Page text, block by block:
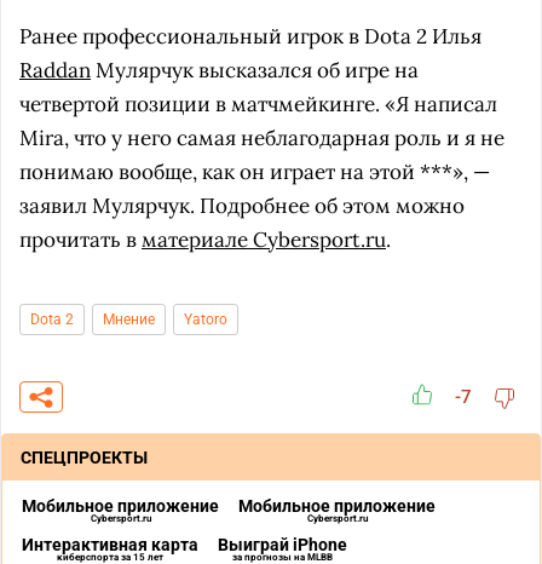
Ранее профессиональный игрок в Dota 2 Илья
RaddanМулярчук высказался об игре на
четвертой позиции в матчмейкинге. «Я написал
Mira, что у него самая неблагодарная роль и я не
понимаю вообще, как он играет на этой ***», —
заявил Мулярчук. Подробнее об этом можно
прочитать вматериале Cybersport.ru.
Dota 2 Мнение Yatoro
-7
СПЕЦПРОЕКТЫ
Мобильное приложение
Cybersport.ru
Мобильное приложение
Cybersport.ru
Интерактивная карта
киберспорта за 15 лет
Выиграй iPhone
за прогнозы на MLBB